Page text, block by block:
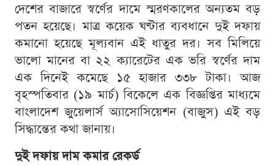
দেশের বাজারে স্বর্ণের দামে স্মরণকালের অন্যতম বড়
পতন হয়েছে। মাত্র কয়েক ঘণ্টার ব্যবধানে দুই দফায়
কমানো হয়েছে মূল্যবান এই ধাতুর দর। সব মিলিয়ে
ভালো মানের বা ২২ ক্যারেটের এক ভরি স্বর্ণের দাম
এক দিনেই কমেছে ১৫ হাজার ৩৩৮ টাকা। আজ
বৃহস্পতিবার (১৯ মার্চ) বিকেলে এক বিজ্ঞপ্তির মাধ্যমে
বাংলাদেশ জুয়েলার্স অ্যাসোসিয়েশন (বাজুস) এই বড়
সিদ্ধান্তের কথা জানায়।
দুই দফায় দাম কমার রেকর্ড